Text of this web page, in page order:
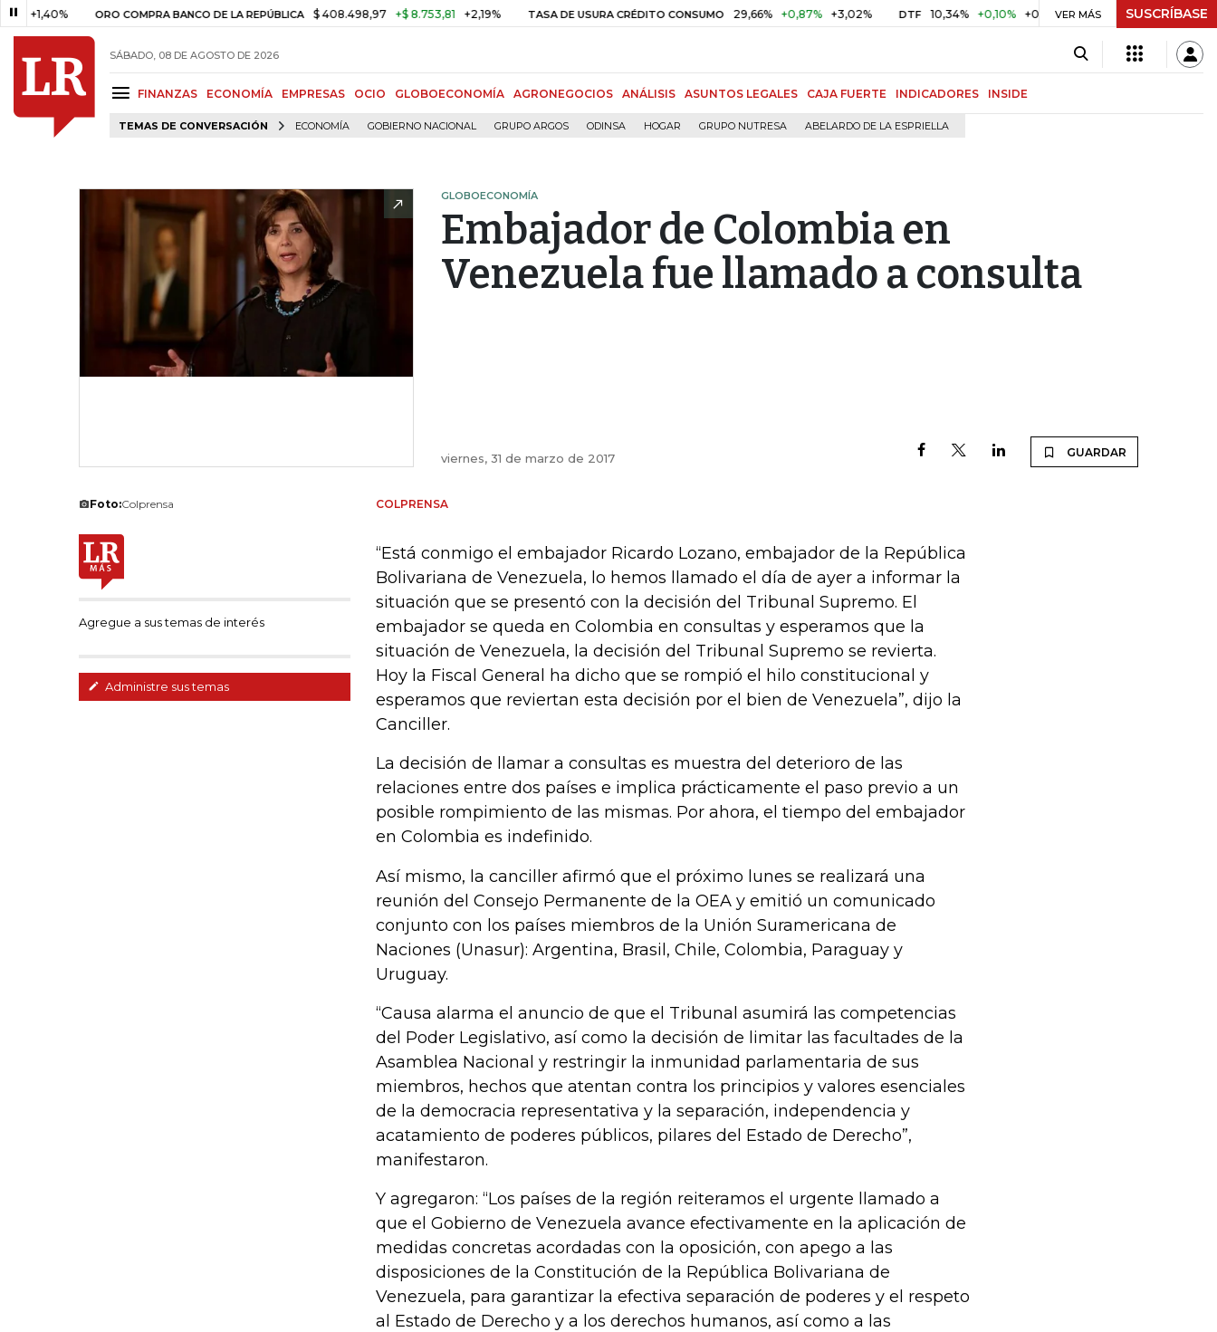
ORO COMPRA BANCO DE LA REPÚBLICA $ 408.498,97 +$ 8.753,81 +2,19% TASA DE USURA CRÉDITO CONSUMO 29,66% +0,87% +3,02% DTF 10,34% +0,10% +0,98% UVR $ 416,96 +$ 0,05
VER MÁS SUSCRÍBASE
SÁBADO, 08 DE AGOSTO DE 2026
FINANZAS ECONOMÍA EMPRESAS OCIO GLOBOECONOMÍA AGRONEGOCIOS ANÁLISIS ASUNTOS LEGALES CAJA FUERTE INDICADORES INSIDE
TEMAS DE CONVERSACIÓN ECONOMÍA GOBIERNO NACIONAL GRUPO ARGOS ODINSA HOGAR GRUPO NUTRESA ABELARDO DE LA ESPRIELLA
GLOBOECONOMÍA
Embajador de Colombia en
Venezuela fue llamado a consulta
viernes, 31 de marzo de 2017 GUARDAR
Foto:Colprensa
Agregue a sus temas de interés
Administre sus temas
COLPRENSA
“Está conmigo el embajador Ricardo Lozano, embajador de la República
Bolivariana de Venezuela, lo hemos llamado el día de ayer a informar la
situación que se presentó con la decisión del Tribunal Supremo. El
embajador se queda en Colombia en consultas y esperamos que la
situación de Venezuela, la decisión del Tribunal Supremo se revierta.
Hoy la Fiscal General ha dicho que se rompió el hilo constitucional y
esperamos que reviertan esta decisión por el bien de Venezuela”, dijo la
Canciller.
La decisión de llamar a consultas es muestra del deterioro de las
relaciones entre dos países e implica prácticamente el paso previo a un
posible rompimiento de las mismas. Por ahora, el tiempo del embajador
en Colombia es indefinido.
Así mismo, la canciller afirmó que el próximo lunes se realizará una
reunión del Consejo Permanente de la OEA y emitió un comunicado
conjunto con los países miembros de la Unión Suramericana de
Naciones (Unasur): Argentina, Brasil, Chile, Colombia, Paraguay y
Uruguay.
“Causa alarma el anuncio de que el Tribunal asumirá las competencias
del Poder Legislativo, así como la decisión de limitar las facultades de la
Asamblea Nacional y restringir la inmunidad parlamentaria de sus
miembros, hechos que atentan contra los principios y valores esenciales
de la democracia representativa y la separación, independencia y
acatamiento de poderes públicos, pilares del Estado de Derecho”,
manifestaron.
Y agregaron: “Los países de la región reiteramos el urgente llamado a
que el Gobierno de Venezuela avance efectivamente en la aplicación de
medidas concretas acordadas con la oposición, con apego a las
disposiciones de la Constitución de la República Bolivariana de
Venezuela, para garantizar la efectiva separación de poderes y el respeto
al Estado de Derecho y a los derechos humanos, así como a las